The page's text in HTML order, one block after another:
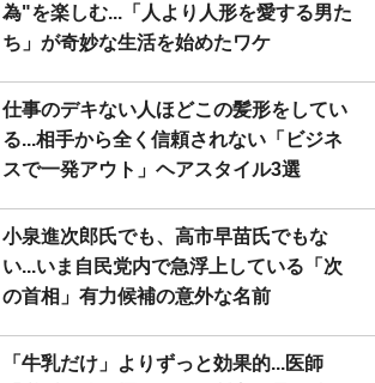
為"を楽しむ...「人より人形を愛する男た
ち」が奇妙な生活を始めたワケ
仕事のデキない人ほどこの髪形をしてい
る...相手から全く信頼されない「ビジネ
スで一発アウト」ヘアスタイル3選
小泉進次郎氏でも、高市早苗氏でもな
い...いま自民党内で急浮上している「次
の首相」有力候補の意外な名前
「牛乳だけ」よりずっと効果的...医師